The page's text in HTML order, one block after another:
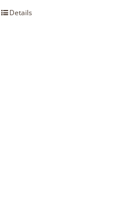
Details